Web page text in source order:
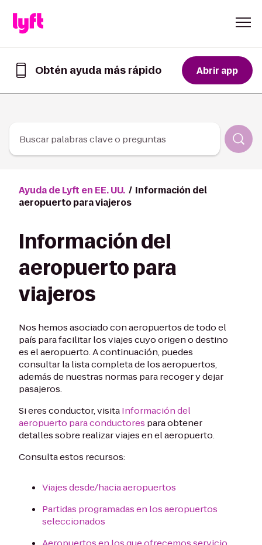
Obtén ayuda más rápido Obtén
rápida
de
Abrir app
Buscar palabras clave o preguntas
Ayuda de Lyft en EE. UU.
Información del
aeropuerto para viajeros
Información del
aeropuerto para
viajeros
Nos hemos asociado con aeropuertos de todo el
país para facilitar los viajes cuyo origen o destino
es el aeropuerto. A continuación, puedes
consultar la lista completa de los aeropuertos,
además de nuestras normas para recoger y dejar
pasajeros.
Si eres conductor, visitaInformación del
aeropuerto para conductores para obtener
detalles sobre realizar viajes en el aeropuerto.
Consulta estos recursos:
Viajes desde/hacia aeropuertos
Partidas programadas en los aeropuertos
seleccionados